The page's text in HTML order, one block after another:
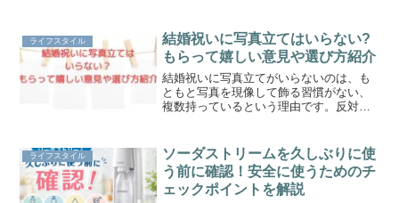
ラックスアイテムも紹介しますのでぜひ
参考にしてください。
ライフスタイル
結婚祝いに写真立てはいらない?
もらって嬉しい意見や選び方紹介
結婚祝いに写真立てがいらないのは、も
ともと写真を現像して飾る習慣がない、
複数持っているという理由です。反対
た。写真立ての選び方やもらって嬉しい
贈り物を3つ紹介します。
ライフスタイル
ソーダストリームを久しぶりに使
う前に確認！安全に使うためのチ
ェックポイントを解説